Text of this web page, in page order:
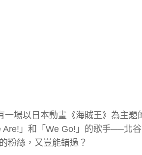
一場以日本動畫《海賊王》為主題
」和「We Go!」的歌手──北
粉絲，又豈能錯過？